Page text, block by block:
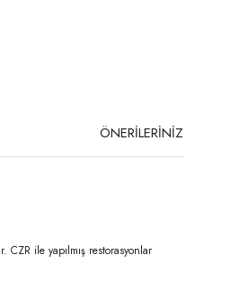
ÖNERİLERİNİZ
ile yapılmış restorasyonlar